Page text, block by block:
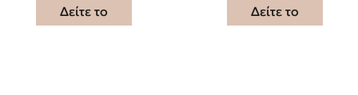
Δείτε το Δείτε το